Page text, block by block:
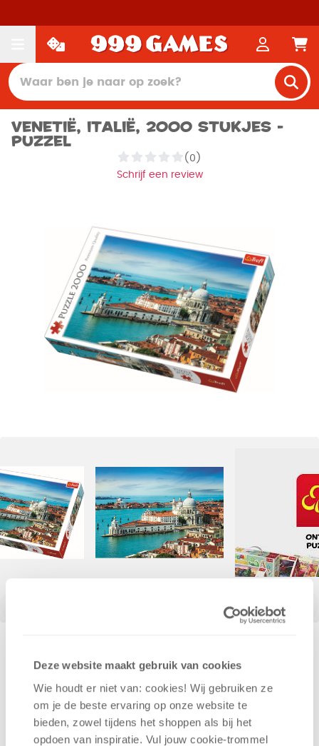
Deze website maakt gebruik van cookies
Wie houdt er niet van: cookies! Wij gebruiken ze
om je de beste ervaring op onze website te
bieden, zowel tijdens het shoppen als bij het
opdoen van inspiratie. Vul jouw cookie-trommel
Venetië, Italië, 2000 stukjes -
Puzzel
(0)
Schrijf een review
Uit het assortiment
ONTVANG 110 OVERWINNINGSPUNTEN
UIT HET ASSORTIMENT